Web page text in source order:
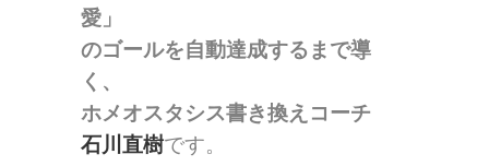
愛」
のゴールを自動達成するまで導
く、
ホメオスタシス書き換えコーチ
石川直樹です。